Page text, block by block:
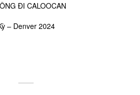
ĐI CALOOCAN
– Denver 2024